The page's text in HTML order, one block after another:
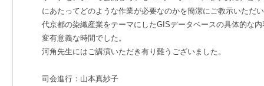
にあたってどのような作業が必要なのかを簡潔にご教示いただ
代京都の染織産業をテーマにしたGISデータベースの具体的な
変有意義な時間でした。
河角先生にはご講演いただき有り難うございました。
司会進行：山本真紗子